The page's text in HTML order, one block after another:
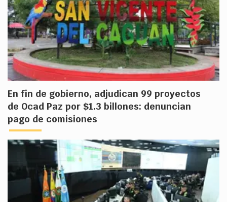
En fin de gobierno, adjudican 99 proyectos
de Ocad Paz por $1.3 billones: denuncian
pago de comisiones